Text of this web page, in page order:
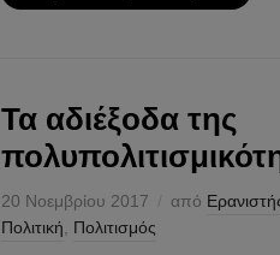
Τα αδιέξοδα της
20 Νοεμβρίου 2017 από
Πολιτική
Πολιτισμός